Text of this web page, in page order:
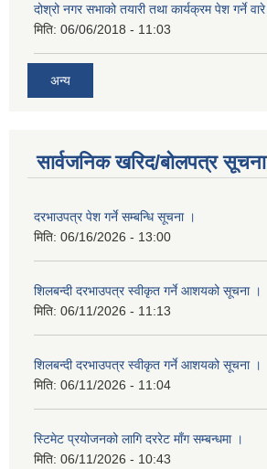
दोश्रो नगर सभाको तयारी तथा कार्यक्रम पेश गर्ने वारे
मिति: 06/06/2018 - 11:03
अन्य
सार्वजनिक खरिद/बोलपत्र सूचना
दरभाउपत्र पेश गर्ने सम्बन्धि सूचना ।
मिति: 06/16/2026 - 13:00
शिलबन्दी दरभाउपत्र स्वीकृत गर्ने आशयको सूचना ।
मिति: 06/11/2026 - 11:13
शिलबन्दी दरभाउपत्र स्वीकृत गर्ने आशयको सूचना ।
मिति: 06/11/2026 - 11:04
स्टिमेट प्रयोजनको लागि दररेट माँग सम्बन्धमा ।
मिति: 06/11/2026 - 10:43